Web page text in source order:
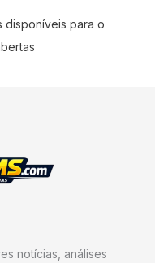
disponíveis para o
notícias, análises